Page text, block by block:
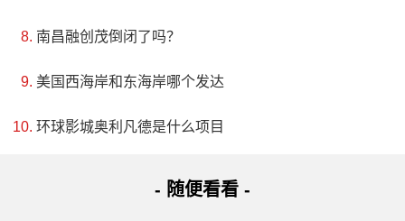
南昌融创茂倒闭了吗？
美国西海岸和东海岸哪个发达
环球影城奥利凡德是什么项目
- 随便看看 -